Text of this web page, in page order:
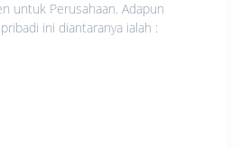
untuk Perusahaan. Adapun
ini diantaranya ialah :